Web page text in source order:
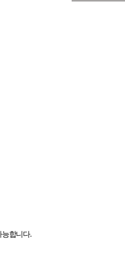
능합니다.